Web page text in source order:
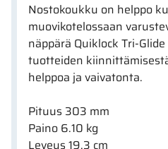
Nostokoukku on helppo
muovikotelossaan
näppärä Quiklock Tri-
tuotteiden
helppoa ja vaivatonta.
Pituus 303 mm
Paino 6.10 kg
Leveys 19.3 cm